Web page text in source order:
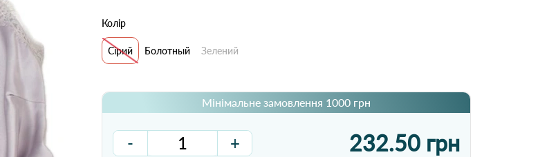
Колір
Сірий Болотный Зелений
Мінімальне замовлення 1000 грн
- + 232.50 грн